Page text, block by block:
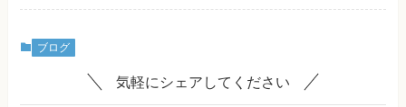
ブログ
気軽にシェアしてください